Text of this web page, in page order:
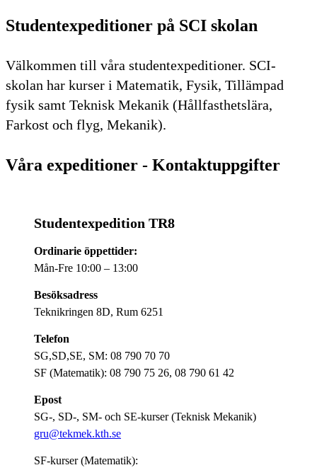
Studentexpeditioner på SCI skolan
Välkommen till våra studentexpeditioner. SCI-
skolan har kurser i Matematik, Fysik, Tillämpad
fysik samt Teknisk Mekanik (Hållfasthetslära,
Farkost och flyg, Mekanik).
Våra expeditioner - Kontaktuppgifter
Studentexpedition TR8
Ordinarie öppettider:
Mån-Fre 10:00 – 13:00
Besöksadress
Teknikringen 8D, Rum 6251
Telefon
SG,SD,SE, SM: 08 790 70 70
SF (Matematik): 08 790 75 26, 08 790 61 42
Epost
SG-, SD-, SM- och SE-kurser (Teknisk Mekanik)
gru@tekmek.kth.se
SF-kurser (Matematik):